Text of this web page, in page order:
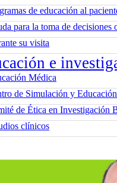
de educación al
para la toma de decisiones
su visita
e
Médica
de Simulación y
de Ética en Investigación
clínicos